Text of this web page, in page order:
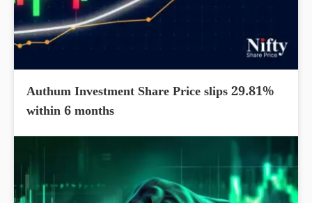
Authum Investment Share Price slips 29.81%
within 6 months